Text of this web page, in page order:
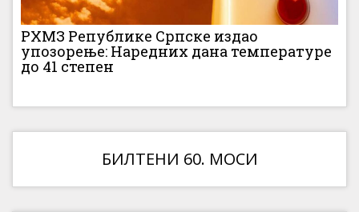
РХМЗ Републике Српске издао
упозорење: Наредних дана температуре
до 41 степен
БИЛТЕНИ 60. МОСИ